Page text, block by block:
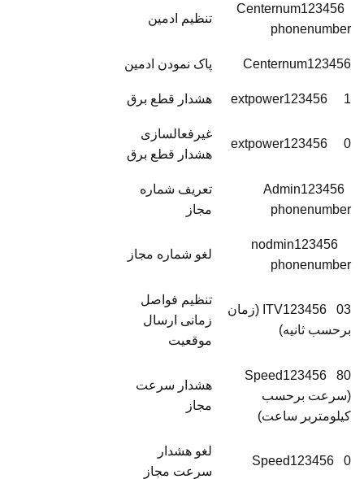
Centernum123456
phonenumber
تنظیم ادمین
Centernum123456 پاک نمودن ادمین
extpower123456 1 هشدار قطع برق
extpower123456 0
غیرفعالسازی
هشدار قطع برق
Admin123456
phonenumber
تعریف شماره
مجاز
nodmin123456
phonenumber
لغو شماره مجاز
ITV123456 03 (زمان
برحسب ثانیه)
تنظیم فواصل
زمانی ارسال
موقعیت
Speed123456 80
(سرعت برحسب
کیلومتربر ساعت)
هشدار سرعت
مجاز
Speed123456 0
لغو هشدار
سرعت مجاز